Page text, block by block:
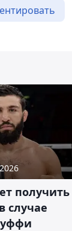
получить
случае